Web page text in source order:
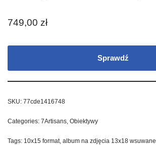
749,00 zł
Sprawdź
SKU: 77cde1416748
Categories: 7Artisans Obiektywy
Tags: 10x15 format album na zdjęcia 13x18 wsuwane